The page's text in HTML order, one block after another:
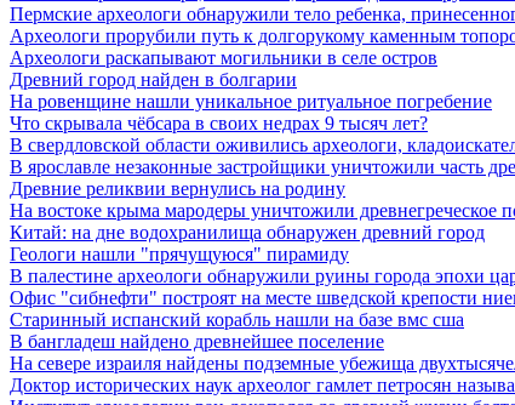
Пермские археологи обнаружили тело ребенка,
Археологи прорубили путь к долгорукому каменным
Археологи раскапывают могильники в селе остров
Древний город найден в болгарии
На ровенщине нашли уникальное ритуальное погребение
Что скрывала чёбсара в своих недрах 9 тысяч лет?
В свердловской области оживились археологи,
В ярославле незаконные застройщики уничтожили часть
Древние реликвии вернулись на родину
На востоке крыма мародеры уничтожили древнегреческое
Китай: на дне водохранилища обнаружен древний город
Геологи нашли "прячущуюся" пирамиду
В палестине археологи обнаружили руины города эпохи
Офис "сибнефти" построят на месте шведской крепости
Старинный испанский корабль нашли на базе вмс сша
В бангладеш найдено древнейшее поселение
На севере израиля найдены подземные убежища
Доктор исторических наук археолог гамлет петросян